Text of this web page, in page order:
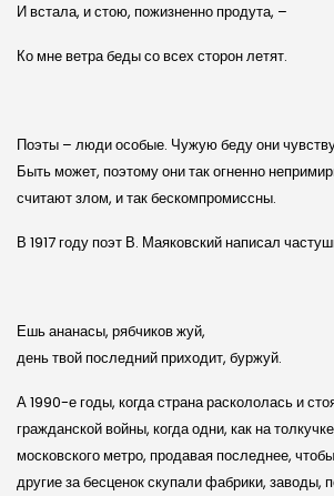
И встала, и стою, пожизненно продута, –
Ко мне ветра беды со всех сторон летят.
Поэты – люди особые. Чужую беду они
Быть может, поэтому они так огненно
считают злом, и так бескомпромиссны.
В 1917 году поэт В. Маяковский написал
Ешь ананасы, рябчиков жуй,
день твой последний приходит, буржуй.
А 1990-е годы, когда страна раскололась и
гражданской войны, когда одни, как на
московского метро, продавая последнее,
другие за бесценок скупали фабрики, заводы,